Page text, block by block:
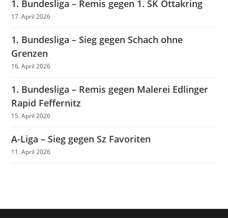
1. Bundesliga – Remis gegen 1. SK Ottakring
17. April 2026
1. Bundesliga – Sieg gegen Schach ohne
Grenzen
16. April 2026
1. Bundesliga – Remis gegen Malerei Edlinger
Rapid Feffernitz
15. April 2026
A-Liga – Sieg gegen Sz Favoriten
11. April 2026